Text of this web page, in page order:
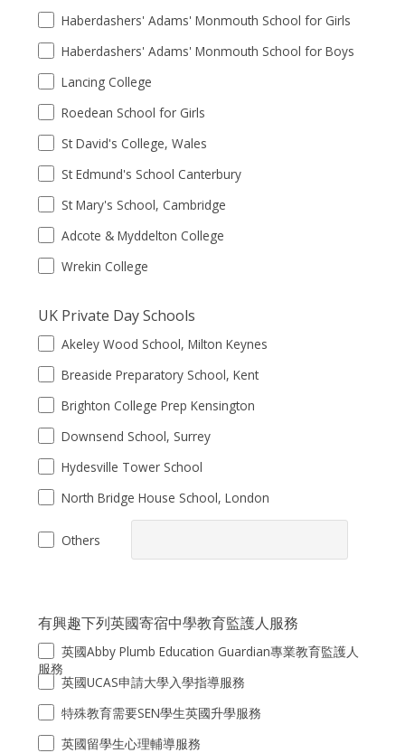
Haberdashers' Adams' Monmouth School for Girls
Haberdashers' Adams' Monmouth School for Boys
Lancing College
Roedean School for Girls
St David's College, Wales
St Edmund's School Canterbury
St Mary's School, Cambridge
Adcote & Myddelton College
Wrekin College
UK Private Day Schools
Akeley Wood School, Milton Keynes
Breaside Preparatory School, Kent
Brighton College Prep Kensington
Downsend School, Surrey
Hydesville Tower School
North Bridge House School, London
Others
有興趣下列英國寄宿中學教育監護人服務
英國Abby Plumb Education Guardian專業教育監護人
服務
英國UCAS申請大學入學指導服務
特殊教育需要SEN學生英國升學服務
英國留學生心理輔導服務